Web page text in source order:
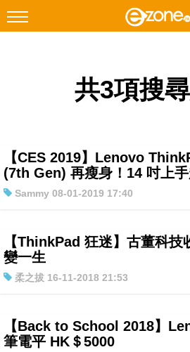
Instagram
遊戲動漫
教學評測
IT Times
生成式AI與雲端應用
特集
共3項搜
【CES 2019】Lenovo
(7th Gen) 再瘦身！14 吋上
Sammy 08-01-2019 17:40
【ThinkPad 狂迷】古董科
變一生
柔之拔 16-11-2018 21:53
【Back to School 2018】
筆電平 HK＄5000